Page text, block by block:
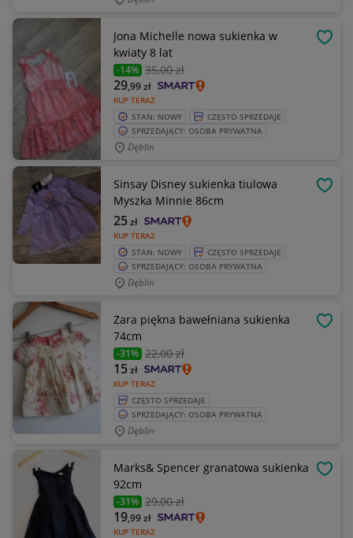
Jona Michelle nowa sukienka w
kwiaty 8 lat
-14% 35,00 zł
KUP TERAZ
29,99zł
STAN: NOWY
CZĘSTO SPRZEDAJE
SPRZEDAJĄCY: OSOBA PRYWATNA
Dęblin
Sinsay Disney sukienka tiulowa
Myszka Minnie 86cm
KUP TERAZ
25zł
STAN: NOWY
CZĘSTO SPRZEDAJE
SPRZEDAJĄCY: OSOBA PRYWATNA
Dęblin
Zara piękna bawełniana sukienka
74cm
-31% 22,00 zł
KUP TERAZ
15zł
CZĘSTO SPRZEDAJE
SPRZEDAJĄCY: OSOBA PRYWATNA
Dęblin
Marks& Spencer granatowa sukienka
92cm
-31% 29,00 zł
KUP TERAZ
19,99zł